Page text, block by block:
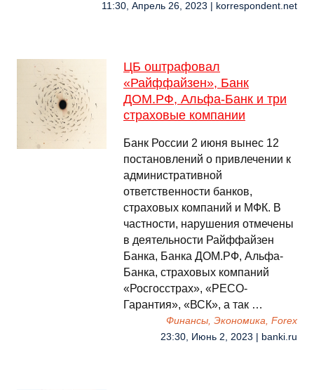
11:30, Апрель 26, 2023 | korrespondent.net
ЦБ оштрафовал
«Райффайзен», Банк
ДОМ.РФ, Альфа-Банк и три
страховые компании
Банк России 2 июня вынес 12
постановлений о привлечении к
административной
ответственности банков,
страховых компаний и МФК. В
частности, нарушения отмечены
в деятельности Райффайзен
Банка, Банка ДОМ.РФ, Альфа-
Банка, страховых компаний
«Росгосстрах», «РЕСО-
Гарантия», «ВСК», а так …
Финансы, Экономика, Forex
23:30, Июнь 2, 2023 | banki.ru